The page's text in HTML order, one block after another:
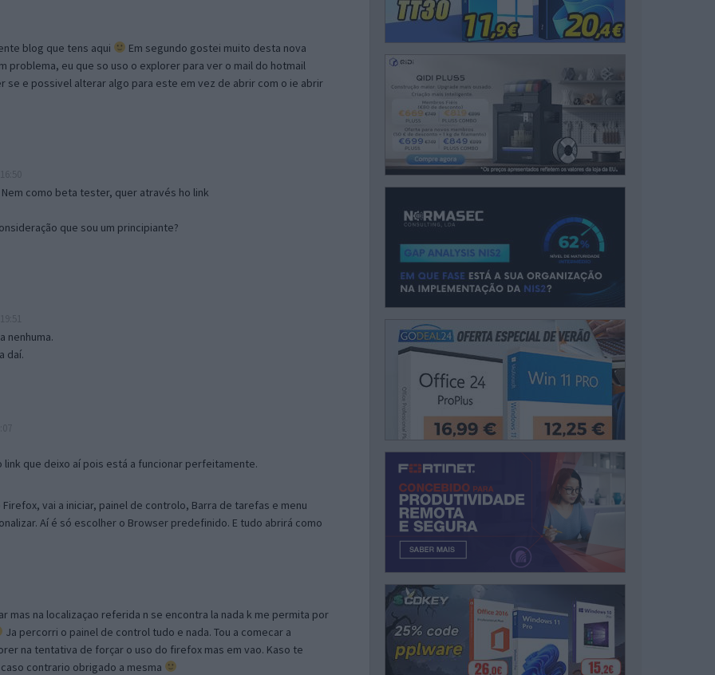
blog que tens aqui
Em segundo gostei muito desta nova
problema, eu que so uso o explorer para ver o mail do hotmail
se e possivel alterar algo para este em vez de abrir com o ie abrir
como beta tester, quer através ho link
que sou um principiante?
nenhuma.
daí.
que deixo aí pois está a funcionar perfeitamente.
vai a iniciar, painel de controlo, Barra de tarefas e menu
Aí é só escolher o Browser predefinido. E tudo abrirá como
mas na localizaçao referida n se encontra la nada k me permita por
Ja percorri o painel de control tudo e nada. Tou a comecar a
na tentativa de forçar o uso do firefox mas em vao. Kaso te
contrario obrigado a mesma